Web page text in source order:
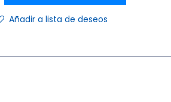
Añadir a lista de deseos